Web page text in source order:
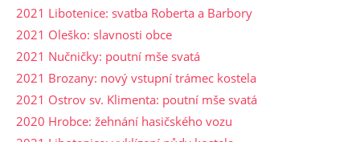
2021 Libotenice: svatba Roberta a Barbory
2021 Oleško: slavnosti obce
2021 Nučničky: poutní mše svatá
2021 Brozany: nový vstupní trámec kostela
2021 Ostrov sv. Klimenta: poutní mše svatá
2020 Hrobce: žehnání hasičského vozu